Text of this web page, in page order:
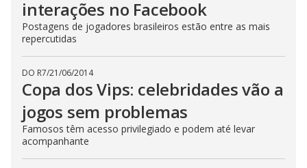
interações no Facebook
Postagens de jogadores brasileiros estão entre as mais
repercutidas
DO R7/21/06/2014
Copa dos Vips: celebridades vão a
jogos sem problemas
Famosos têm acesso privilegiado e podem até levar
acompanhante